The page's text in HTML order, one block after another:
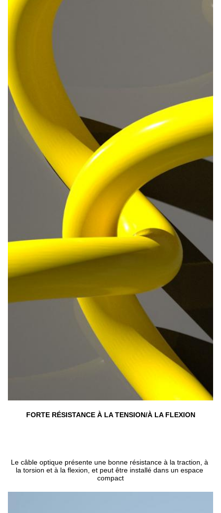
FORTE RÉSISTANCE À LA TENSION/À LA FLEXION
Le câble optique présente une bonne résistance à la traction, à
la torsion et à la flexion, et peut être installé dans un espace
compact